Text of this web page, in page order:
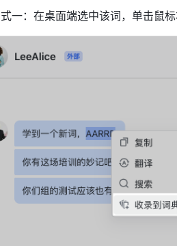
一：在桌面端选中该词，单击鼠